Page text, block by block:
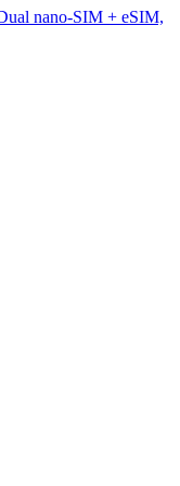
nano-SIM + eSIM,